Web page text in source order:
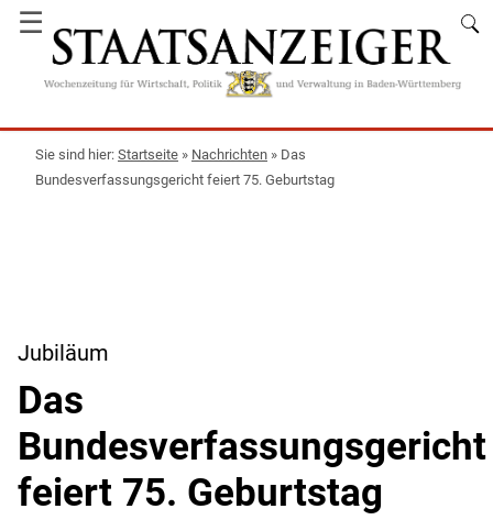
☰
Startseite » Nachrichten » Das
Bundesverfassungsgericht feiert 75. Geburtstag
Jubiläum
Das
Bundesverfassungsgericht
feiert 75. Geburtstag